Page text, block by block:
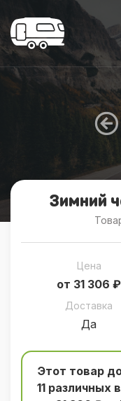
Зимний
Цена
от 31 306 ₽
Доставка
Да
Этот товар
11 различных